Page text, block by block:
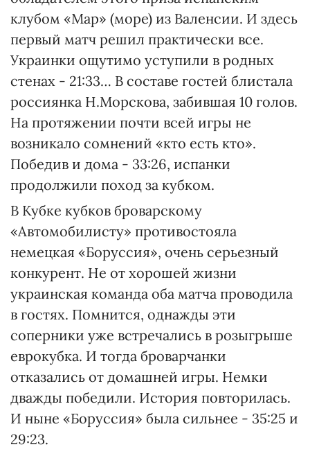
клубом «Мар» (море) из Валенсии. И здесь
первый матч решил практически все.
Украинки ощутимо уступили в родных
стенах - 21:33… В составе гостей блистала
россиянка Н.Морскова, забившая 10 голов.
На протяжении почти всей игры не
возникало сомнений «кто есть кто».
Победив и дома - 33:26, испанки
продолжили поход за кубком.
В Кубке кубков броварскому
«Автомобилисту» противостояла
немецкая «Боруссия», очень серьезный
конкурент. Не от хорошей жизни
украинская команда оба матча проводила
в гостях. Помнится, однажды эти
соперники уже встречались в розыгрыше
еврокубка. И тогда броварчанки
отказались от домашней игры. Немки
дважды победили. История повторилась.
И ныне «Боруссия» была сильнее - 35:25 и
29:23.